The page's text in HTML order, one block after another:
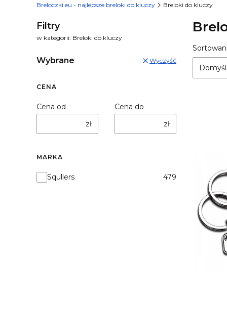
Breloczki.eu - najlepsze breloki do kluczy Breloki do kluczy
Filtry
w kategorii: Breloki do kluczy
Wybrane Wyczyść
CENA
Cena od
zł
Cena do
zł
MARKA
Marka
Squllers 479
Lista